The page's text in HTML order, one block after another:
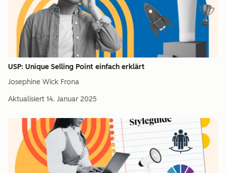
USP: Unique Selling Point einfach erklärt
Josephine Wick Frona
Aktualisiert 14. Januar 2025